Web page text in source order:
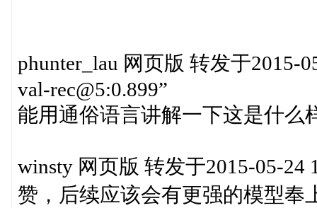
phunter_lau 网页版 转发于2015-
val-rec@5:0.899”
能用通俗语言讲解一下这是什么
winsty 网页版 转发于2015-05-24
赞，后续应该会有更强的模型奉